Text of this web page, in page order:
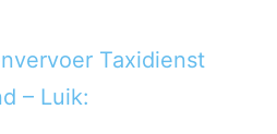
Taxidienst
– Luik: